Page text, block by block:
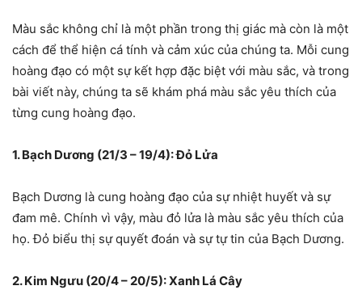
Màu sắc không chỉ là một phần trong thị giác mà còn là một
cách để thể hiện cá tính và cảm xúc của chúng ta. Mỗi cung
hoàng đạo có một sự kết hợp đặc biệt với màu sắc, và trong
bài viết này, chúng ta sẽ khám phá màu sắc yêu thích của
từng cung hoàng đạo.
1. Bạch Dương (21/3 – 19/4): Đỏ Lửa
Bạch Dương là cung hoàng đạo của sự nhiệt huyết và sự
đam mê. Chính vì vậy, màu đỏ lửa là màu sắc yêu thích của
họ. Đỏ biểu thị sự quyết đoán và sự tự tin của Bạch Dương.
2. Kim Ngưu (20/4 – 20/5): Xanh Lá Cây